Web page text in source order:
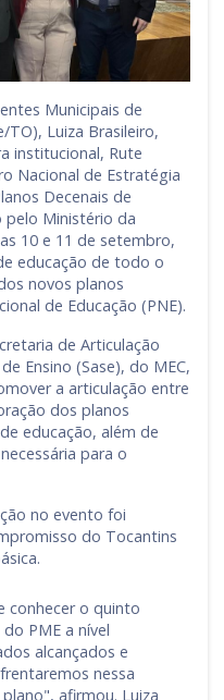
Municipais de
TO), Luiza Brasileiro,
institucional, Rute
Nacional de Estratégia
Decenais de
pelo Ministério da
10 e 11 de setembro,
educação de todo o
novos planos
de Educação (PNE).
de Articulação
Ensino (Sase), do MEC,
a articulação entre
dos planos
educação, além de
para o
no evento foi
do Tocantins
conhecer o quinto
PME a nível
alcançados e
nessa
afirmou. Luiza